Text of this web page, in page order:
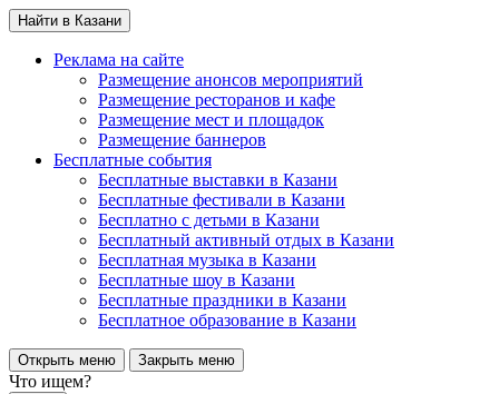
Найти в Казани
Реклама на сайте
Размещение анонсов мероприятий
Размещение ресторанов и кафе
Размещение мест и площадок
Размещение баннеров
Бесплатные события
Бесплатные выставки в Казани
Бесплатные фестивали в Казани
Бесплатно с детьми в Казани
Бесплатный активный отдых в Казани
Бесплатная музыка в Казани
Бесплатные шоу в Казани
Бесплатные праздники в Казани
Бесплатное образование в Казани
Открыть меню Закрыть меню
Что ищем?